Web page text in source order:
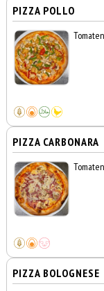
PIZZA POLLO
PIZZA CARBONARA
PIZZA BOLOGNESE